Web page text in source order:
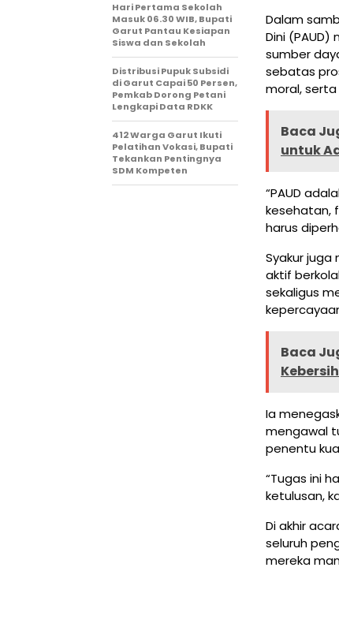
Dalam
Dini
sumber
sebatas
moral,
Baca
untuk
“PAUD
kesehatan,
harus
Syakur juga
aktif
sekaligus
Baca
Ia
mengawal
penentu
“Tugas ini
ketulusan,
Di akhir
seluruh
mereka
Hari Pertama Sekolah
Masuk 06.30 WIB, Bupati
Garut Pantau Kesiapan
Siswa dan Sekolah
Distribusi Pupuk Subsidi
di Garut Capai 50 Persen,
Pemkab Dorong Petani
Lengkapi Data RDKK
412 Warga Garut Ikuti
Pelatihan Vokasi, Bupati
Tekankan Pentingnya
SDM Kompeten